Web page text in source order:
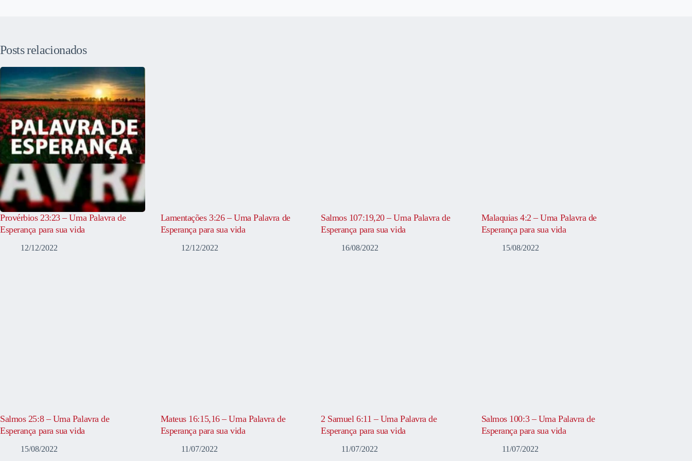
Posts relacionados
Provérbios 23:23 – Uma Palavra de
Esperança para sua vida
12/12/2022
Lamentações 3:26 – Uma Palavra de
Esperança para sua vida
12/12/2022
Salmos 107:19,20 – Uma Palavra de
Esperança para sua vida
16/08/2022
Malaquias 4:2 – Uma Palavra de
Esperança para sua vida
15/08/2022
Salmos 25:8 – Uma Palavra de
Esperança para sua vida
15/08/2022
Mateus 16:15,16 – Uma Palavra de
Esperança para sua vida
11/07/2022
2 Samuel 6:11 – Uma Palavra de
Esperança para sua vida
11/07/2022
Salmos 100:3 – Uma Palavra de
Esperança para sua vida
11/07/2022